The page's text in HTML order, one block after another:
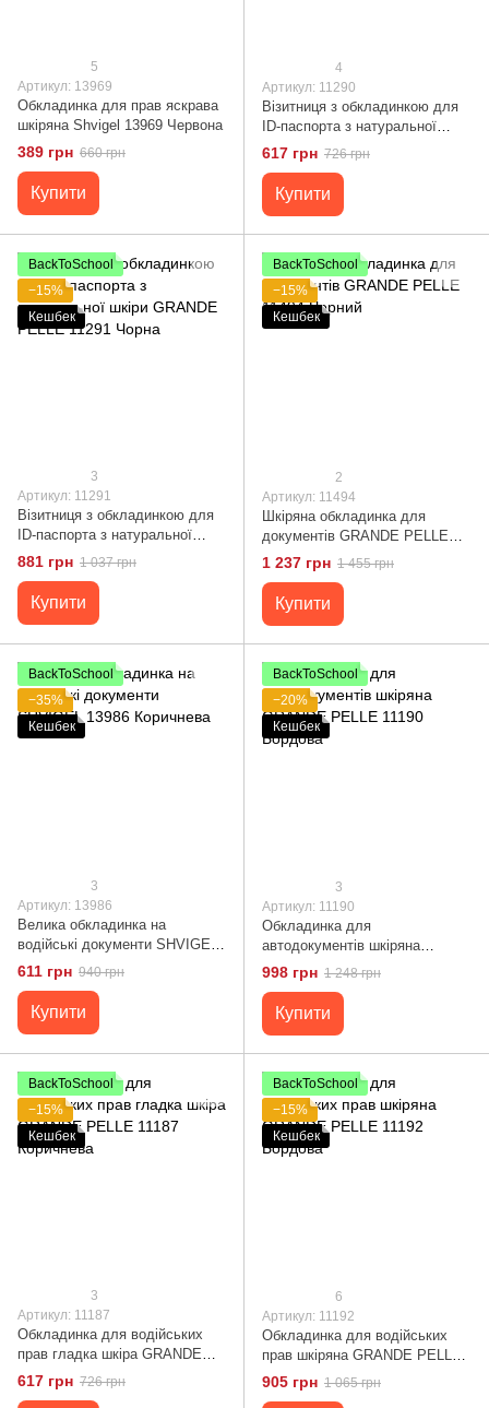
5
Артикул: 13969
Обкладинка для прав яскрава
шкіряна Shvigel 13969 Червона
389 грн 660 грн
Купити
4
Артикул: 11290
Візитниця з обкладинкою для
ID-паспорта з натуральної
шкіри GRANDE PELLE 11290
Чорна
617 грн 726 грн
Купити
BackToSchool
−15%
Кешбек
3
Артикул: 11291
Візитниця з обкладинкою для
ID-паспорта з натуральної
шкіри GRANDE PELLE 11291
Чорна
881 грн 1 037 грн
Купити
BackToSchool
−15%
Кешбек
2
Артикул: 11494
Шкіряна обкладинка для
документів GRANDE PELLE
11494 Чорний
1 237 грн 1 455 грн
Купити
BackToSchool
−35%
Кешбек
3
Артикул: 13986
Велика обкладинка на
водійські документи SHVIGEL
13986 Коричнева
611 грн 940 грн
Купити
BackToSchool
−20%
Кешбек
3
Артикул: 11190
Обкладинка для
автодокументів шкіряна
GRANDE PELLE 11190
Бордова
998 грн 1 248 грн
Купити
BackToSchool
−15%
Кешбек
3
Артикул: 11187
Обкладинка для водійських
прав гладка шкіра GRANDE
PELLE 11187 Коричнева
617 грн 726 грн
BackToSchool
−15%
Кешбек
6
Артикул: 11192
Обкладинка для водійських
прав шкіряна GRANDE PELLE
11192 Бордова
905 грн 1 065 грн